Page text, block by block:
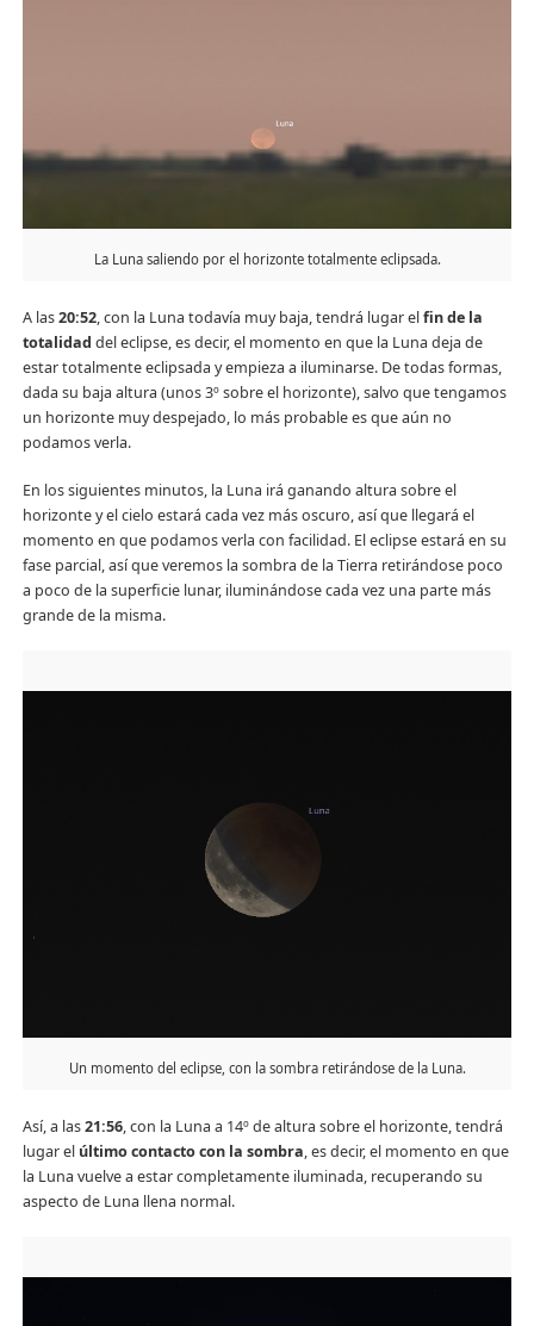
La Luna saliendo por el horizonte totalmente eclipsada.
A las20:52, con la Luna todavía muy baja, tendrá lugar elfin de la
totalidad del eclipse, es decir, el momento en que la Luna deja de
estar totalmente eclipsada y empieza a iluminarse. De todas formas,
dada su baja altura (unos 3º sobre el horizonte), salvo que tengamos
un horizonte muy despejado, lo más probable es que aún no
podamos verla.
En los siguientes minutos, la Luna irá ganando altura sobre el
horizonte y el cielo estará cada vez más oscuro, así que llegará el
momento en que podamos verla con facilidad. El eclipse estará en su
fase parcial, así que veremos la sombra de la Tierra retirándose poco
a poco de la superficie lunar, iluminándose cada vez una parte más
grande de la misma.
Un momento del eclipse, con la sombra retirándose de la Luna.
Así, a las21:56, con la Luna a 14º de altura sobre el horizonte, tendrá
lugar el último contacto con la sombra, es decir, el momento en que
la Luna vuelve a estar completamente iluminada, recuperando su
aspecto de Luna llena normal.